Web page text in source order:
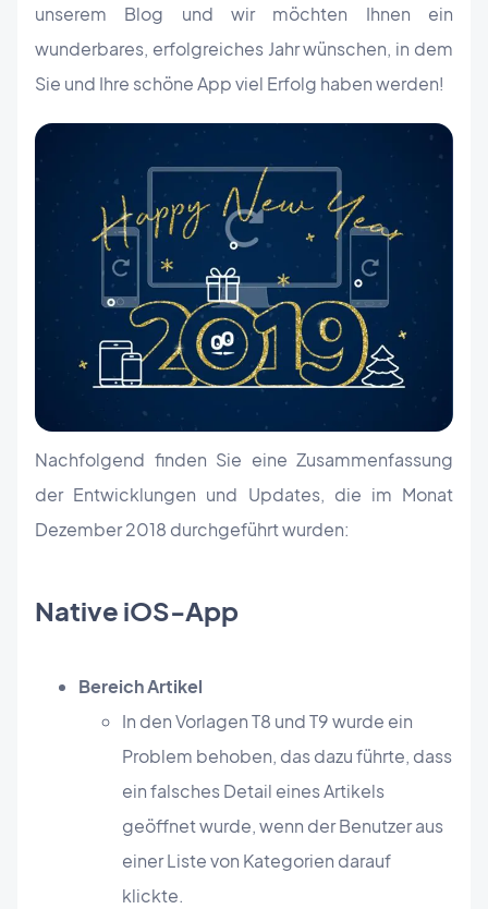
unserem Blog und wir möchten Ihnen ein
wunderbares, erfolgreiches Jahr wünschen, in dem
Sie und Ihre schöne App viel Erfolg haben werden!
Nachfolgend finden Sie eine Zusammenfassung
der Entwicklungen und Updates, die im Monat
Dezember 2018 durchgeführt wurden:
Native iOS-App
Bereich Artikel
In den Vorlagen T8 und T9 wurde ein
Problem behoben, das dazu führte, dass
ein falsches Detail eines Artikels
geöffnet wurde, wenn der Benutzer aus
einer Liste von Kategorien darauf
klickte.